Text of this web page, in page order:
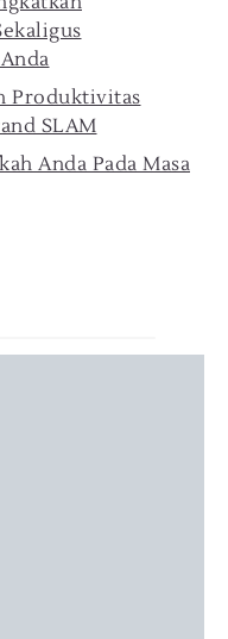
Produktivitas
SLAM
Anda Pada Masa